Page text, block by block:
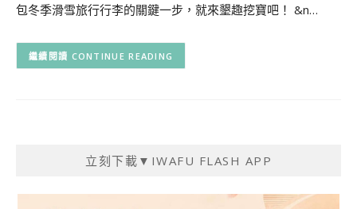
包冬季滑雪旅行行李的關鍵一步，就來墾趣挖寶吧！ &n…
CONTINUE READING
立刻下載▼IWAFU FLASH APP